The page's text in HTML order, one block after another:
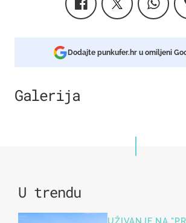
Dodajte punkufer.hr u omiljeni
Galerija
U trendu